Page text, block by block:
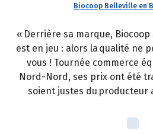
Biocoop Belleville en
« Derrière sa marque, Biocoop
est en jeu : alors la qualité ne
vous ! Tournée commerce
Nord-Nord, ses prix ont été
soient justes du producteur